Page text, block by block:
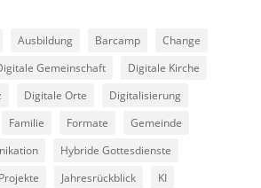
Ausbildung Barcamp
Change
Gemeinschaft
Digitale Kirche
Digitale Orte
Digitalisierung
Familie Formate
Gemeinde
Hybride Gottesdienste
Jahresrückblick
KI